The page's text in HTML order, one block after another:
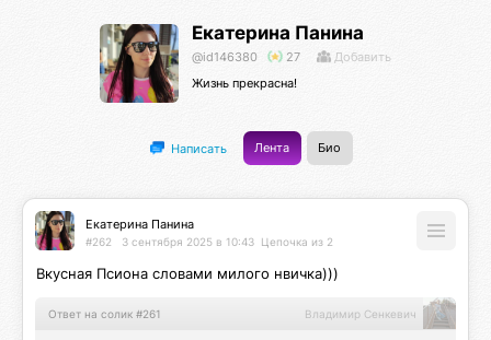
Екатерина Панина
@id146380 27
Добавить
Жизнь прекрасна!
Написать Лента Био
Екатерина Панина
#262 3 сентября 2025 в 10:43 Цепочка из 2
Вкусная Псиона словами милого нвичка)))
Ответ на солик #261 Владимир Сенкевич